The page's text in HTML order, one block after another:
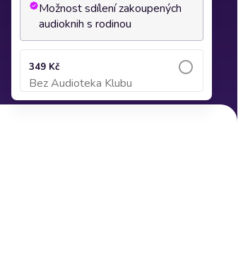
Možnost sdílení zakoupených
audioknih s rodinou
349 Kč
Bez Audioteka Klubu
Přidat do košíku